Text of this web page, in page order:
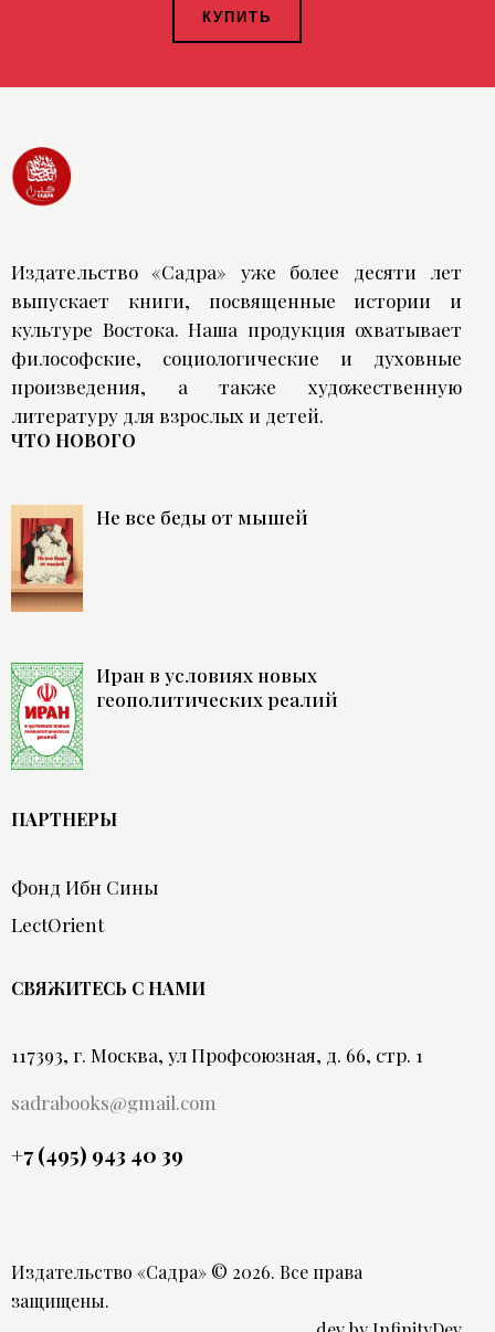
КУПИТЬ
Издательство «Садра» уже более десяти лет
выпускает книги, посвященные истории и
культуре Востока. Наша продукция охватывает
философские, социологические и духовные
произведения, а также художественную
литературу для взрослых и детей.
ЧТО НОВОГО
Не все беды от мышей
Иран в условиях новых
геополитических реалий
ПАРТНЕРЫ
Фонд Ибн Сины
LectOrient
СВЯЖИТЕСЬ С НАМИ
117393, г. Москва, ул Профсоюзная, д. 66, стр. 1
sadrabooks@gmail.com
+7 (495) 943 40 39
Издательство «Садра» © 2026. Все права
защищены.